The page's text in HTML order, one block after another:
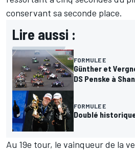
conservant sa seconde place.
Lire aussi :
FORMULE E
Günther et
DS Penske à
FORMULE E
Doublé
Au 19e tour, le vainqueur de la